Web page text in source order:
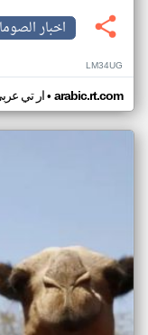
اخبار
LM34UG
ار تي• arabic.rt.com